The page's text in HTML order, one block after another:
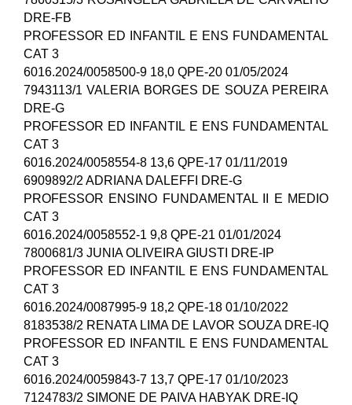
DRE-FB
PROFESSOR ED INFANTIL E ENS FUNDAMENTAL
CAT 3
6016.2024/0058500-9 18,0 QPE-20 01/05/2024
7943113/1 VALERIA BORGES DE SOUZA PEREIRA
DRE-G
PROFESSOR ED INFANTIL E ENS FUNDAMENTAL
CAT 3
6016.2024/0058554-8 13,6 QPE-17 01/11/2019
6909892/2 ADRIANA DALEFFI DRE-G
PROFESSOR ENSINO FUNDAMENTAL II E MEDIO
CAT 3
6016.2024/0058552-1 9,8 QPE-21 01/01/2024
7800681/3 JUNIA OLIVEIRA GIUSTI DRE-IP
PROFESSOR ED INFANTIL E ENS FUNDAMENTAL
CAT 3
6016.2024/0087995-9 18,2 QPE-18 01/10/2022
8183538/2 RENATA LIMA DE LAVOR SOUZA DRE-IQ
PROFESSOR ED INFANTIL E ENS FUNDAMENTAL
CAT 3
6016.2024/0059843-7 13,7 QPE-17 01/10/2023
7124783/2 SIMONE DE PAIVA HABYAK DRE-IQ